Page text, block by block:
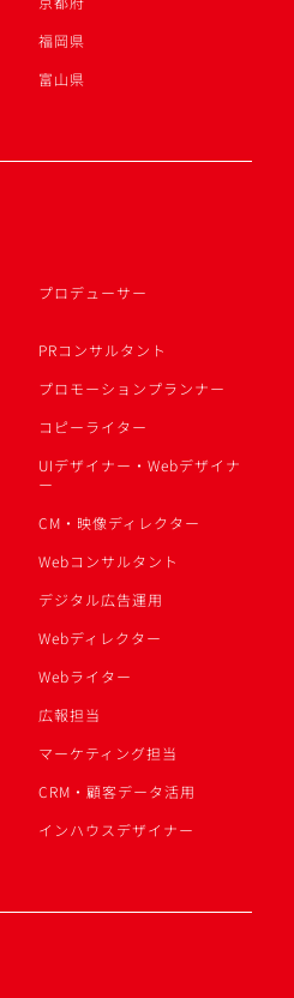
福岡県
富山県
プロデューサー
PRコンサルタント
プロモーションプランナー
コピーライター
UIデザイナー・Webデザイナ
ー
CM・映像ディレクター
Webコンサルタント
デジタル広告運用
Webディレクター
Webライター
広報担当
マーケティング担当
CRM・顧客データ活用
インハウスデザイナー